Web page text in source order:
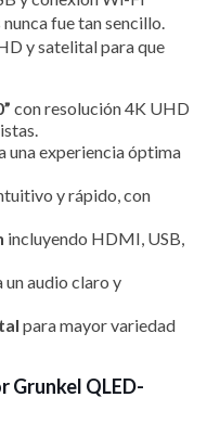
fue tan sencillo.
y satelital para que
con resolución 4K UHD
una experiencia óptima
y rápido, con
incluyendo HDMI, USB,
un audio claro y
para mayor variedad
Grunkel QLED-